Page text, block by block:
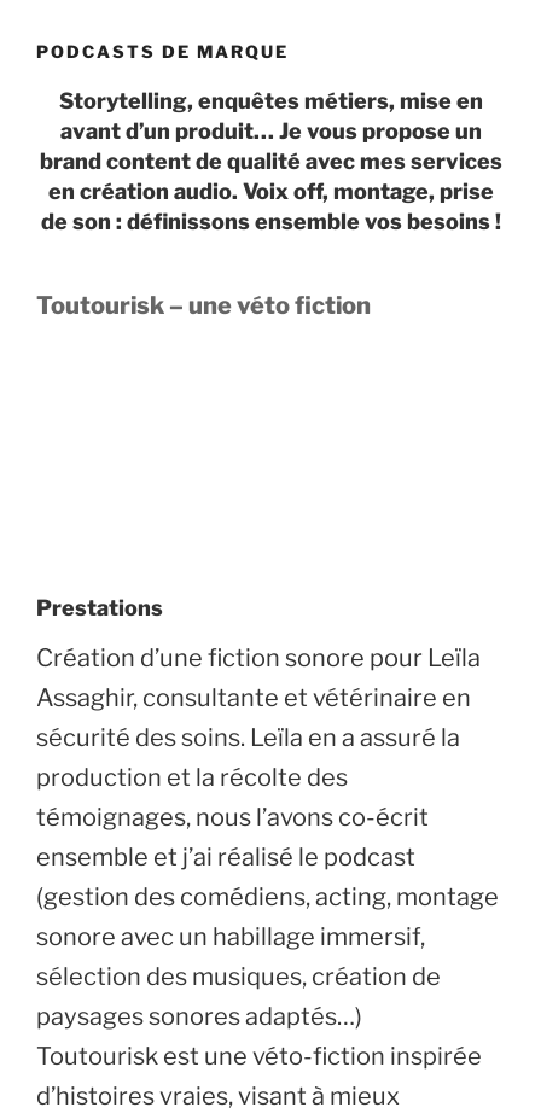
PODCASTS DE MARQUE
Storytelling, enquêtes métiers, mise en
avant d’un produit… Je vous propose un
brand content de qualité avec mes services
en création audio. Voix off, montage, prise
de son : définissons ensemble vos besoins !
Toutourisk – une véto fiction
Prestations
Création d’une fiction sonore pour Leïla
Assaghir, consultante et vétérinaire en
sécurité des soins. Leïla en a assuré la
production et la récolte des
témoignages, nous l’avons co-écrit
ensemble et j’ai réalisé le podcast
(gestion des comédiens, acting, montage
sonore avec un habillage immersif,
sélection des musiques, création de
paysages sonores adaptés…)
Toutourisk est une véto-fiction inspirée
d’histoires vraies, visant à mieux